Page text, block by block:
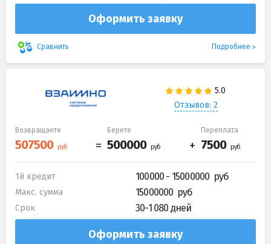
Оформить заявку
Сравнить Подробнее
Отзывов: 2
Возвращаете Берете Переплата
1й кредит 100000 - 15000000
Макс. сумма 15000000
Срок 30-1 080 дней
Оформить заявку